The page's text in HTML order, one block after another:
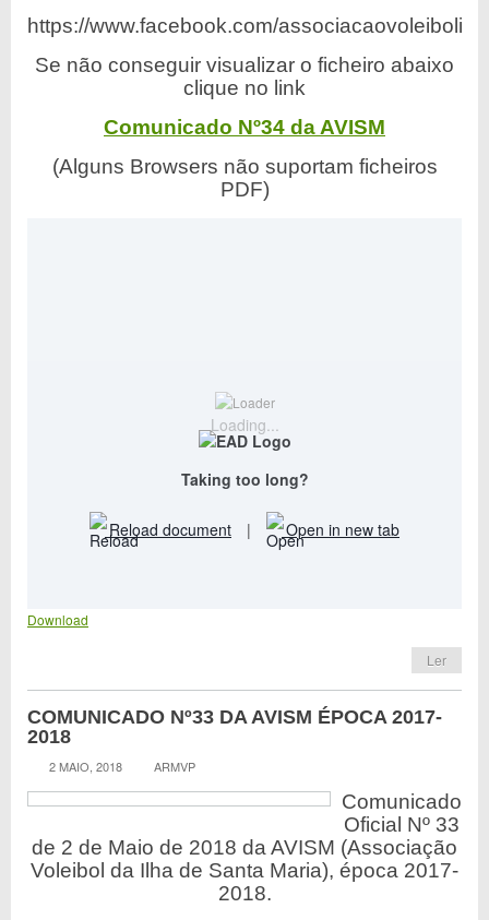
https://www.facebook.com/
Se não conseguir visualizar o ficheiro abaixo
clique no link
Comunicado Nº34 da AVISM
(Alguns Browsers não suportam ficheiros
PDF)
Loading...
Taking too long?
Reload document | Open in new tab
Download
Ler
COMUNICADO Nº33 DA AVISM ÉPOCA 2017-
2018
2 MAIO, 2018 ARMVP
Comunicado
Oficial Nº 33
de 2 de Maio de 2018 da AVISM (Associação
Voleibol da Ilha de Santa Maria), época 2017-
2018.